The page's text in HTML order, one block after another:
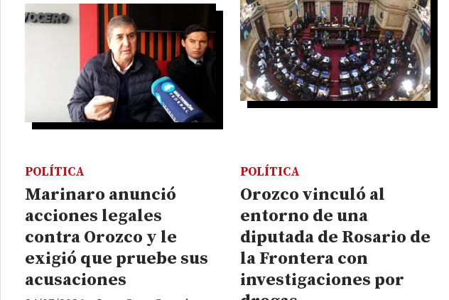
Marinaro anunció
acciones legales
contra Orozco y le
exigió que pruebe sus
acusaciones
POLÍTICA
Orozco vinculó al
entorno de una
diputada de Rosario de
la Frontera con
investigaciones por
POLÍTICA